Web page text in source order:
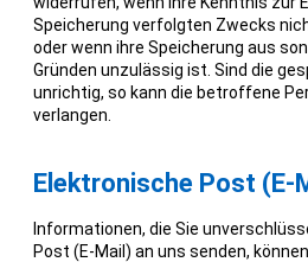
Speicherung verfolgten Zwecks
oder wenn ihre Speicherung aus
Gründen unzulässig ist. Sind die
unrichtig, so kann die betroffene
verlangen.
Elektronische Post (E-
Informationen, die Sie
Post (E-Mail) an uns senden,